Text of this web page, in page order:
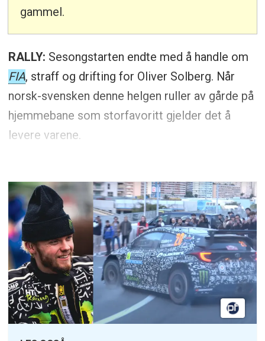
gammel.
RALLY: Sesongstarten endte med å handle om
FIA, straff og drifting for Oliver Solberg. Når
norsk-svensken denne helgen ruller av gårde på
hjemmebane som storfavoritt gjelder det å
levere varene.